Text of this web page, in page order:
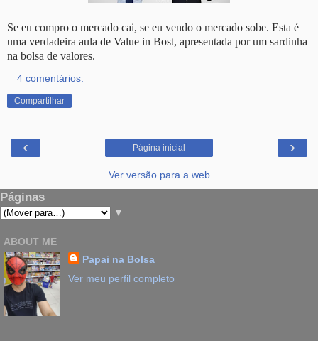
Se eu compro o mercado cai, se eu vendo o mercado sobe. Esta é
uma verdadeira aula de Value in Bost, apresentada por um sardinha
na bolsa de valores.
4 comentários:
Compartilhar
‹ ›
Página inicial
Ver versão para a web
Páginas
▼
ABOUT ME
Papai na Bolsa
Ver meu perfil completo